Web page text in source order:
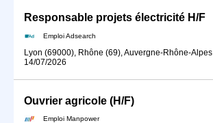
Responsable projets électricité H/F
Emploi Adsearch
Lyon (69000), Rhône (69), Auvergne-Rhône-Alpes
14/07/2026
Ouvrier agricole (H/F)
Emploi Manpower